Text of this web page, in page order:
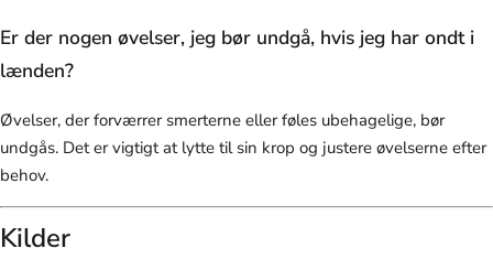
Er der nogen øvelser, jeg bør undgå, hvis jeg har ondt i
lænden?
Øvelser, der forværrer smerterne eller føles ubehagelige, bør
undgås. Det er vigtigt at lytte til sin krop og justere øvelserne efter
behov.
Kilder